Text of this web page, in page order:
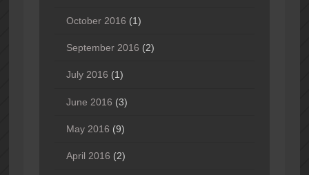
October 2016 (1)
September 2016 (2)
July 2016 (1)
June 2016 (3)
May 2016 (9)
April 2016 (2)